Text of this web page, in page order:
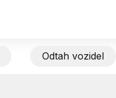
Odtah vozidel